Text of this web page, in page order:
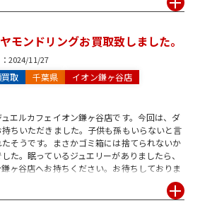
モンドリングお買取致しました。
2024/11/27
取 千葉県 イオン鎌ヶ谷店
エルカフェイオン鎌ヶ谷店です。今回は、ダ
ちいただきました。子供も孫もいらないと言
そうです。まさかゴミ箱には捨てられないか
た。眠っているジュエリーがありましたら、
ヶ谷店へお持ちください。お待ちしておりま